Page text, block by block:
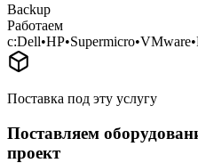
Backup
Работаем
с:Dell•HP•Supermicro•VMware•
Поставка под эту услугу
Поставляем
проект